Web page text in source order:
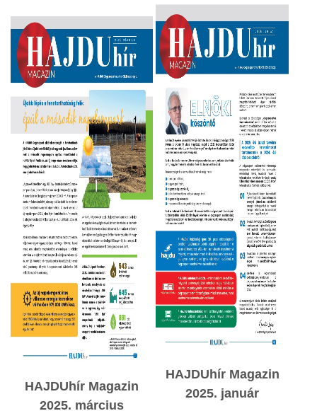
HAJDUhír Magazin
2025. március
HAJDUhír Magazin
2025. január